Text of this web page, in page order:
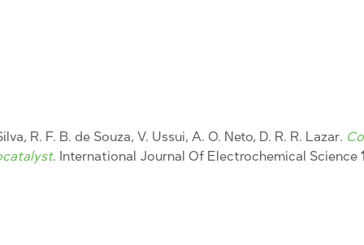
R. F. B. de Souza, V. Ussui, A. O. Neto, D. R. R. Lazar.
. International Journal Of Electrochemical Science